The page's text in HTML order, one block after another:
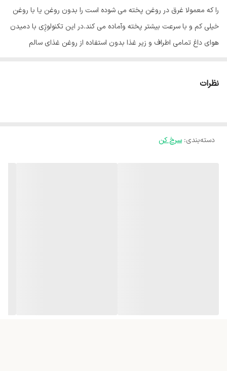
را که معمولا غرق در روغن پخته می شوده است را بدون روغن یا با روغن
خیلی کم و با سرعت بیشتر پخته وآماده می کند.در این تکنولوژِی با دمیدن
هوای داغ تمامی اطراف و زیر غذا بدون استفاده از روغن غذای سالم
دقیقه مناسب با نیاز های شما ساخته شده است این دستگاه به آسانی و
نظرات
دسته‌بندی: سرخ کن